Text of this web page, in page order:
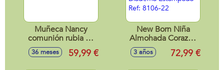
Muñeca Nancy
comunión rubia 48
cm
36 meses 59,99 €
New Born Niña
Almohada Corazon
Blanco Y Pijama
Punto Rosa
3 años 72,99 €